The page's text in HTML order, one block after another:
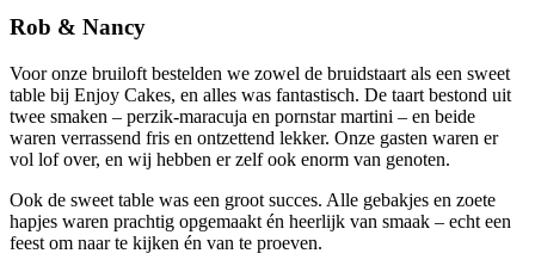
Rob & Nancy
Voor onze bruiloft bestelden we zowel de bruidstaart als een sweet
table bij Enjoy Cakes, en alles was fantastisch. De taart bestond uit
twee smaken – perzik-maracuja en pornstar martini – en beide
waren verrassend fris en ontzettend lekker. Onze gasten waren er
vol lof over, en wij hebben er zelf ook enorm van genoten.
Ook de sweet table was een groot succes. Alle gebakjes en zoete
hapjes waren prachtig opgemaakt én heerlijk van smaak – echt een
feest om naar te kijken én van te proeven.